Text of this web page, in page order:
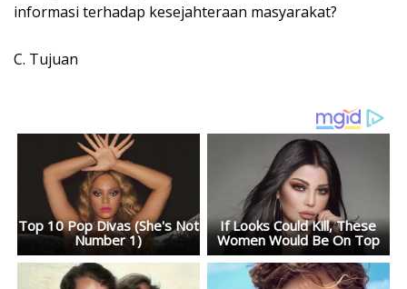
informasi terhadap kesejahteraan masyarakat?
C. Tujuan